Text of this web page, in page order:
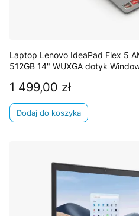
Laptop Lenovo IdeaPad Flex 5
512GB 14" WUXGA dotyk
Cena
1 499,00 zł
Dodaj do koszyka